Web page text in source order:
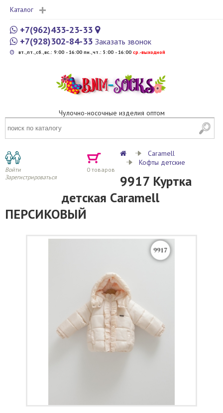
Каталог
+7(962)433-23-33
+7(928)302-84-33 Заказать звонок
вт.,пт.,сб.,вс.: 9:00 - 16:00 пн.,чт.: 5:00 - 16:00 cр.-выходной
Чулочно-носочные изделия оптом
Войти
Зарегистрироваться
0 товаров
Caramell
Кофты детские
9917 Куртка
детская Caramell
ПЕРСИКОВЫЙ